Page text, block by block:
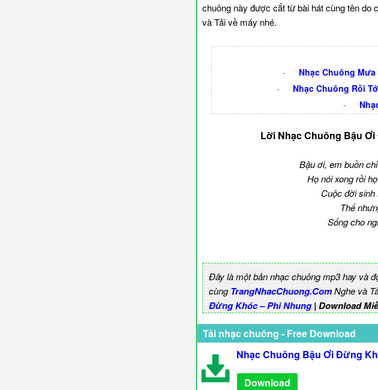
chuông này được cắt từ bài hát cùng tên do
và Tải về máy nhé.
-
Nhạc Chuông
-
Nhạc Chuông Rồi
-
Lời Nhạc Chuông Bậu
Bậu ơi, em buồn
Họ nói xong rồi
Cuộc đời sinh
Thế
Sống cho
Đây là một bản nhạc chuông mp3 hay và
cùngTrangNhacChuong.ComNghe và
Đừng Khóc – Phi Nhung| Download
Tải nhạc chuông - Free Download
Nhạc Chuông Bậu Ơi Đừng
Download